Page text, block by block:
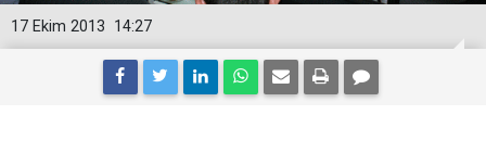
14:27
17 Ekim 2013